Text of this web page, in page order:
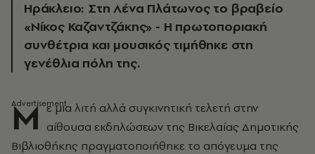
Ηράκλειο: Στη Λένα Πλάτωνος το βραβείο
«Νίκος Καζαντζάκης» - Η πρωτοποριακή
συνθέτρια και μουσικός τιμήθηκε στη
γενέθλια πόλη της.
Μ ε μια λιτή αλλά συγκινητική τελετή στην
αίθουσα εκδηλώσεων της Βικελαίας Δημοτικής
Βιβλιοθήκης πραγματοποιήθηκε το απόγευμα της